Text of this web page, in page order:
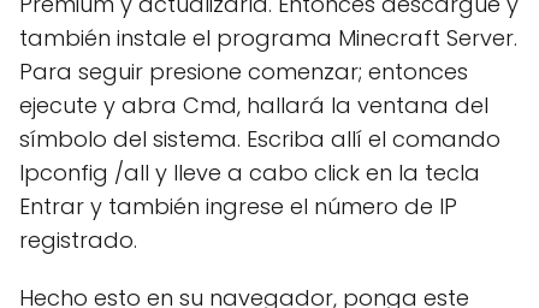
también instale el programa Minecraft Server.
Para seguir presione comenzar; entonces
ejecute y abra Cmd, hallará la ventana del
símbolo del sistema. Escriba allí el comando
Ipconfig /all y lleve a cabo click en la tecla
Entrar y también ingrese el número de IP
registrado.
Hecho esto en su navegador, ponga este